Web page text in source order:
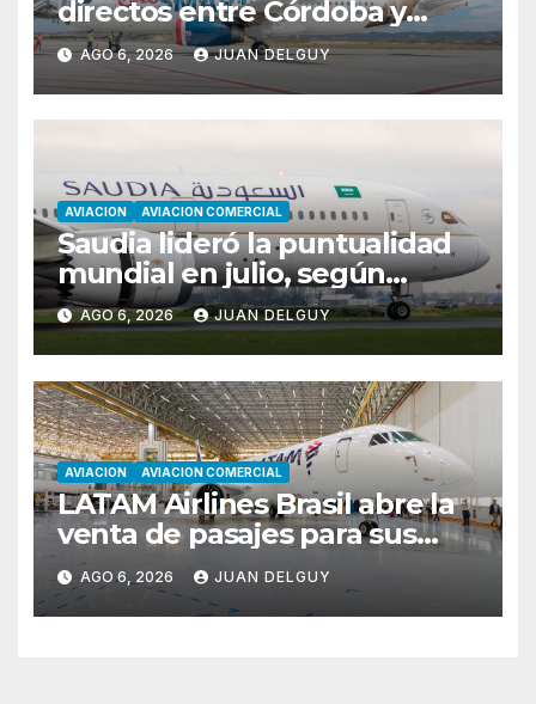
directos entre Córdoba y
Florianópolis
AGO 6, 2026 JUAN DELGUY
AVIACION AVIACION COMERCIAL
Saudia lideró la puntualidad
mundial en julio, según
Cirium
AGO 6, 2026 JUAN DELGUY
AVIACION AVIACION COMERCIAL
LATAM Airlines Brasil abre la
venta de pasajes para sus
nuevos Embraer E195-E2 y
anuncia la expansión de su
red
AGO 6, 2026 JUAN DELGUY